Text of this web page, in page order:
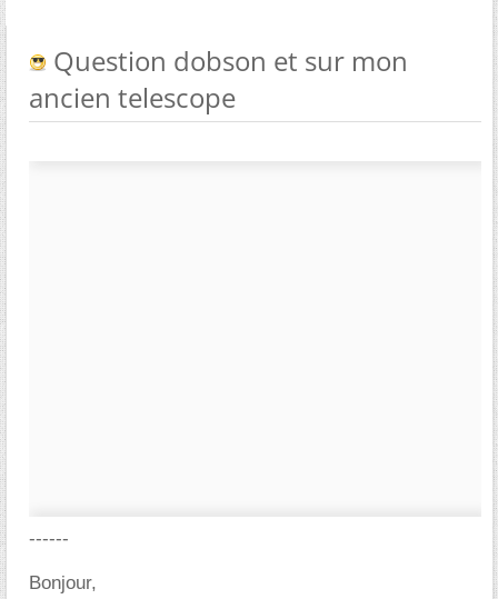
Question dobson et sur mon
ancien telescope
------
Bonjour,